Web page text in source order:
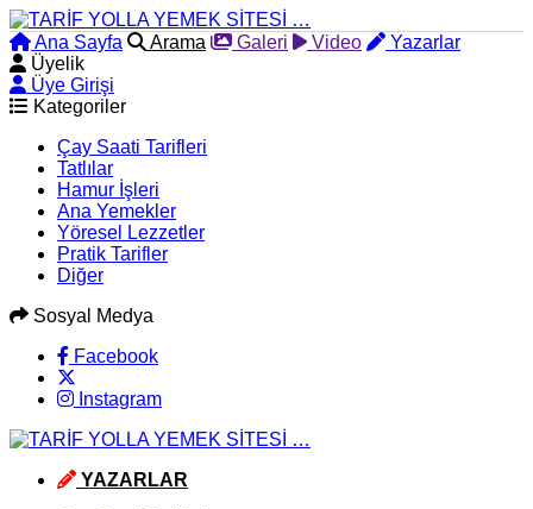
Ana Sayfa Arama Galeri Video
Yazarlar
Üyelik
Üye Girişi
Kategoriler
Çay Saati Tarifleri
Tatlılar
Hamur İşleri
Ana Yemekler
Yöresel Lezzetler
Pratik Tarifler
Diğer
Sosyal Medya
Facebook
Instagram
YAZARLAR